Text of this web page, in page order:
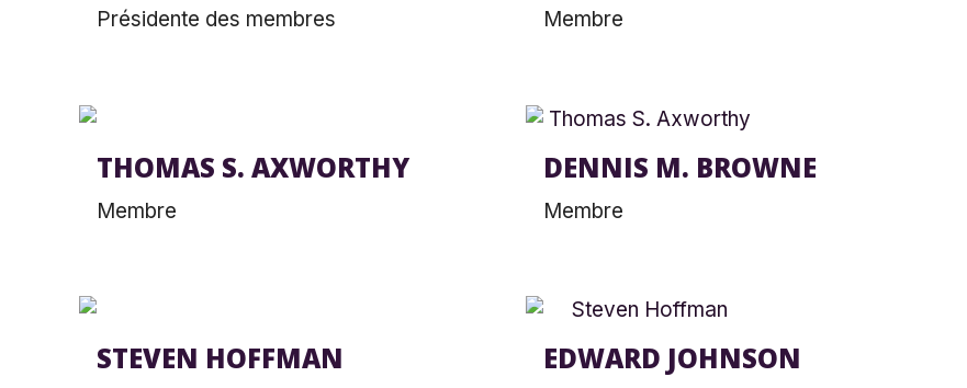
Présidente des membres Membre
THOMAS S. AXWORTHY
Membre
DENNIS M. BROWNE
Membre
STEVEN HOFFMAN EDWARD JOHNSON